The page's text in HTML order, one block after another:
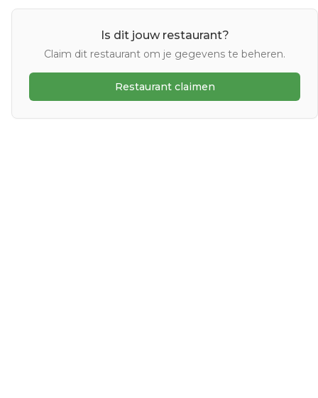
Is dit jouw restaurant?
Claim dit restaurant om je gegevens te beheren.
Restaurant claimen